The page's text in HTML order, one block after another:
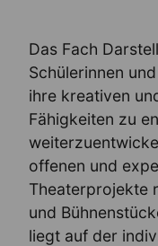
Das Fach
Schülerinnen
ihre kreativen
Fähigkeiten zu
offenen und
Theaterprojekte
und
liegt auf der